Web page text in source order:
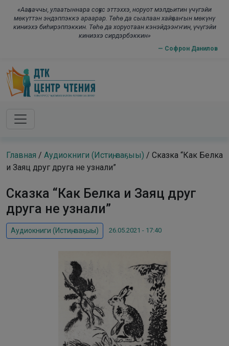
«Ааҕааччы, улаатыннара соҕус эттэххэ, норуот мэлдьитин үчүгэйи
мөкүттэн эндэппэккэ араарар. Төһө да сыалаан хайҕааҥын мөкүнү
киниэхэ биһирэппэккин. Төһө да хоруотаан кэнэйдээҥҥин, үчүгэйи
киниэхэ сирдэрбэккин»
— Софрон Данилов
Skip to main content
Главная / Аудиокниги (Истиҥ, ааҕыы) / Сказка “Как Белка
и Заяц друг друга не узнали”
Сказка “Как Белка и Заяц друг
друга не узнали”
Аудиокниги (Истиҥ, ааҕыы) 26.05.2021 - 17:40